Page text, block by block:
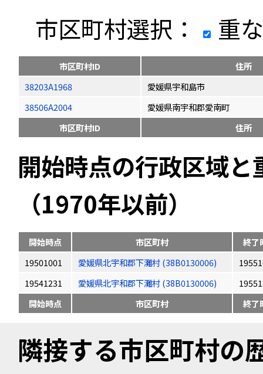
市区町村選択：
重
市区町村ID
住所
38203A1968
愛媛県宇和島市
38506A2004
愛媛県南宇和郡愛南町
市区町村ID
住所
開始時点の行政区域
（1970年以前）
開始時点 市区町村
終了
19501001
愛媛県北宇和郡下灘村 (38B0130006)
19541231
愛媛県北宇和郡下灘村 (38B0130006)
開始時点
市区町村 終了
隣接する市区町村の